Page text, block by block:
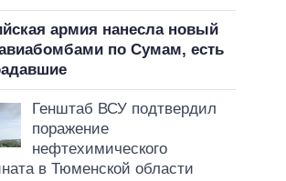
армия нанесла новый
по Сумам, есть
Генштаб ВСУ подтвердил
поражение
нефтехимического
в Тюменской области